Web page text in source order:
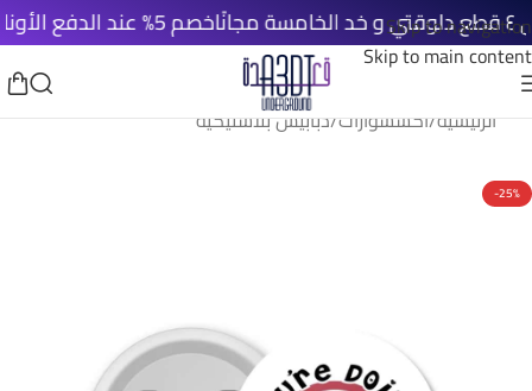
Skip to navigation
Skip to main content
خصم 5% عند الدفع الأونلاين
الرئيسية/اكسسوارات/دبابيس بلاستيكية
-25%